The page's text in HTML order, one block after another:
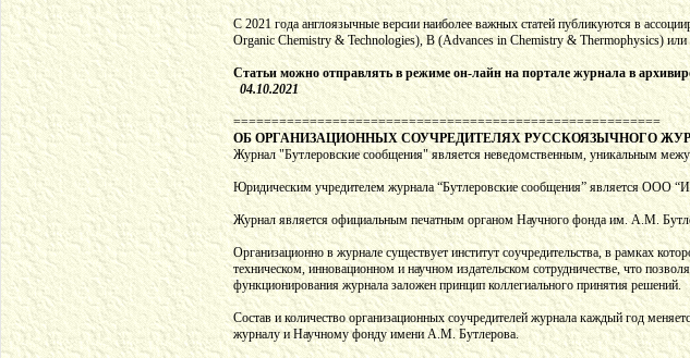
C 2021 года англоязычные версии наиболее важных статей публикуются в
Organic Chemistry & Technologies), B (Advances in Chemistry & Thermophysics)
Статьи можно отправлять в режиме он-лайн на портале журнала в
04.10.2021
========================================================
ОБ ОРГАНИЗАЦИОННЫХ СОУЧРЕДИТЕЛЯХ РУССКОЯЗЫЧНОГО
Журнал "Бутлеровские сообщения" является неведомственным, уникальным
Юридическим учредителем журнала “Бутлеровские сообщения” является ООО
Журнал является официальным печатным органом Научного фонда им. А.М.
Организационно в журнале существует институт соучредительства, в рамках
техническом, инновационном и научном издательском сотрудничестве, что
функционирования журнала заложен принцип коллегиального принятия решений.
Состав и количество организационных соучредителей журнала каждый год
журналу и Научному фонду имени А.М. Бутлерова.